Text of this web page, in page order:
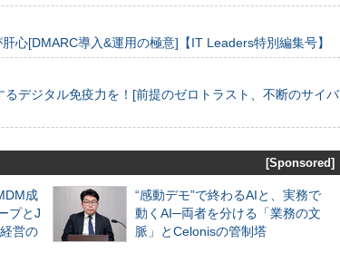
心[DMARC導入&運用の極意]【IT Leaders特別編集号】
デジタル免疫力を！[前提のゼロトラスト、不断のサイバ
[Sponsored]
成
プとJ
営の
“感動デモ”で終わるAIと、実務で
動くAI─両者を分ける「業務の文
脈」とCelonisの管制塔